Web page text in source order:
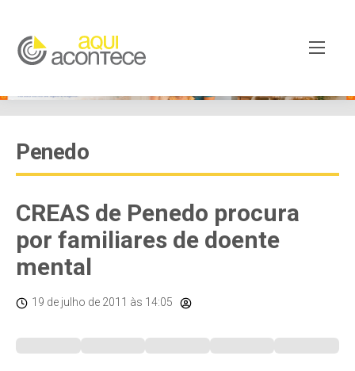
Penedo
CREAS de Penedo procura
por familiares de doente
mental
19 de julho de 2011 às 14:05